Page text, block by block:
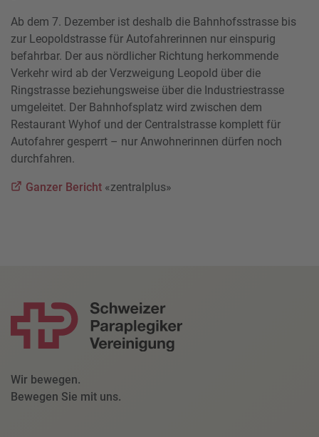
Ab dem 7. Dezember ist deshalb die Bahnhofsstrasse bis
zur Leopoldstrasse für Autofahrerinnen nur einspurig
befahrbar. Der aus nördlicher Richtung herkommende
Verkehr wird ab der Verzweigung Leopold über die
Ringstrasse beziehungsweise über die Industriestrasse
umgeleitet. Der Bahnhofsplatz wird zwischen dem
Restaurant Wyhof und der Centralstrasse komplett für
Autofahrer gesperrt – nur Anwohnerinnen dürfen noch
durchfahren.
Ganzer Bericht«zentralplus»
Wir bewegen.
Bewegen Sie mit uns.